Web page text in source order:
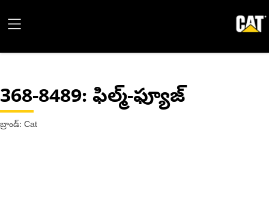
368-8489: ఫిల్మ్-ఫ్యూజ్
బ్రాండ్: Cat